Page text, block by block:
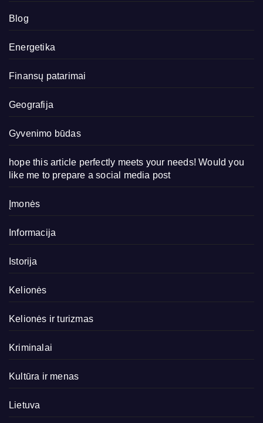
Blog
Energetika
Finansų patarimai
Geografija
Gyvenimo būdas
hope this article perfectly meets your needs! Would you
like me to prepare a social media post
Įmonės
Informacija
Istorija
Kelionės
Kelionės ir turizmas
Kriminalai
Kultūra ir menas
Lietuva